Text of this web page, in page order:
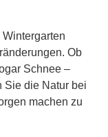
Ob
Schnee –
Sie die Natur bei
machen zu